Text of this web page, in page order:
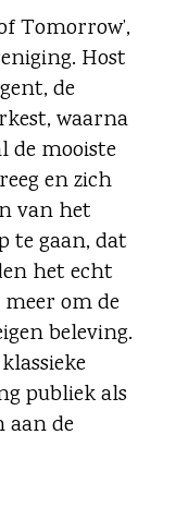
Tomorrow’,
Host
de
waarna
de mooiste
en zich
van het
te gaan, dat
het echt
om de
beleving.
publiek als
aan de